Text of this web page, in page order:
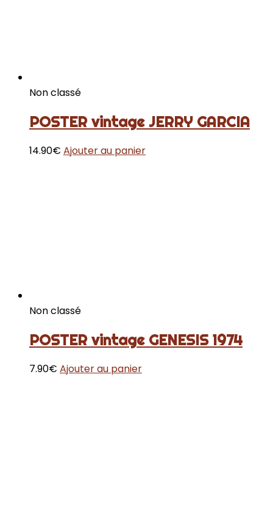
Non classé
POSTER vintage JERRY GARCIA
14.90€ Ajouter au panier
Non classé
POSTER vintage GENESIS 1974
7.90€ Ajouter au panier